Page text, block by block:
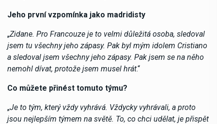
Jeho první vzpomínka jako madridisty
„Zidane. Pro Francouze je to velmi důležitá osoba, sledoval
jsem tu všechny jeho zápasy. Pak byl mým idolem Cristiano
a sledoval jsem všechny jeho zápasy. Pak jsem se na něho
nemohl dívat, protože jsem musel hrát.“
Co můžete přinést tomuto týmu?
„Je to tým, který vždy vyhrává. Vždycky vyhrávali, a proto
jsou nejlepším týmem na světě. To, co chci udělat, je přispět